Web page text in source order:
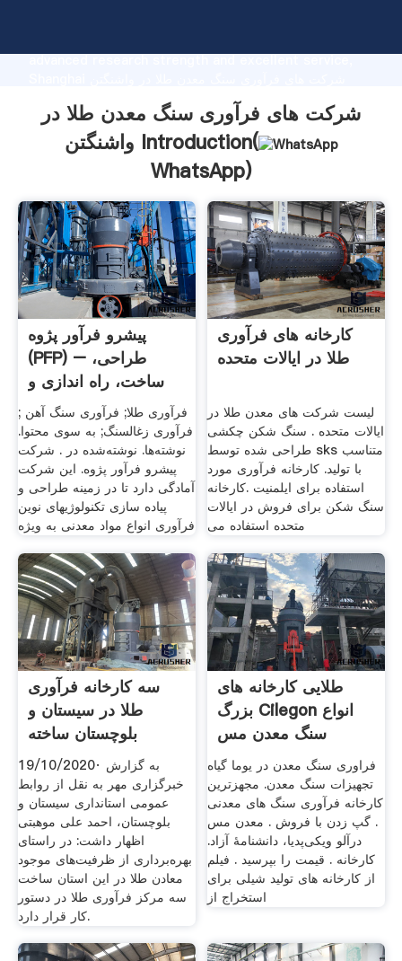
advanced research strength and excellent service,
supplier create the value and bring values to all of
customers.
شرکت های فرآوری سنگ معدن طلا در
واشنگتن Introduction(
WhatsApp)
پیشرو فرآور پژوه
(PFP) – طراحی،
ساخت، راه اندازی و
بهینه
فرآوری طلا; فرآوری سنگ آهن ;
فرآوری زغالسنگ; به سوی محتوا.
نوشته‌ها. نوشته‌شده در . شرکت
پیشرو فرآور پژوه. این شرکت
آمادگی دارد تا در زمینه طراحی و
پیاده سازی تکنولوژیهای نوین
فرآوری انواع مواد معدنی به ویژه
کارخانه های فرآوری
طلا در ایالات متحده
لیست شرکت های معدن طلا در
ایالات متحده . سنگ شکن چکشی
طراحی شده توسط sks متناسب
با تولید. کارخانه فرآوری مورد
استفاده برای ایلمنیت .کارخانه
سنگ شکن برای فروش در ایالات
متحده استفاده می
سه کارخانه فرآوری
طلا در سیستان و
بلوچستان ساخته
می‌شود
19/10/2020· به گزارش
خبرگزاری مهر به نقل از روابط
عمومی استانداری سیستان و
بلوچستان، احمد علی موهبتی
اظهار داشت: در راستای
بهره‌برداری از ظرفیت‌های موجود
معادن طلا در این استان ساخت
سه مرکز فرآوری طلا در دستور
کار قرار دارد.
طلایی کارخانه های
بزرگ Cilegon انواع
سنگ معدن مس
فراوری سنگ معدن در یوما گیاه
تجهیزات سنگ معدن. مجهزترین
کارخانه فرآوری سنگ های معدنی
. گپ زدن با فروش . معدن مس
درآلو ویکی‌پدیا، دانشنامهٔ آزاد.
کارخانه . قیمت را بپرسید . فیلم
از کارخانه های تولید شیلی برای
استخراج از